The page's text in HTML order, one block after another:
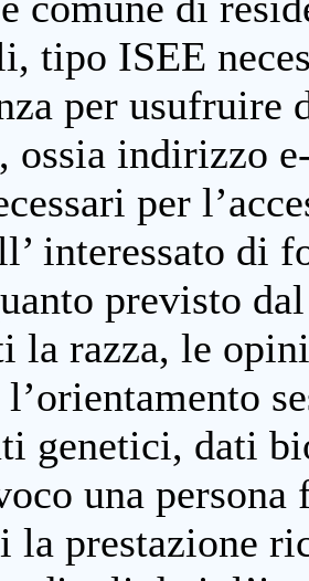
tipo ISEE
per
ossia indirizzo
per
interessato di
previsto
la razza, le
genetici, dati
una
la prestazione